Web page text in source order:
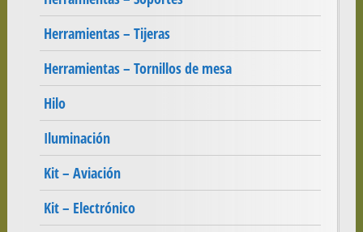
Herramientas – Tijeras
Herramientas – Tornillos de mesa
Hilo
Iluminación
Kit – Aviación
Kit – Electrónico